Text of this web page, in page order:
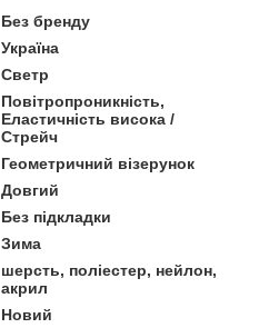
Без бренду
Україна
Светр
Повітропроникність,
Еластичність висока /
Стрейч
Геометричний візерунок
Довгий
Без підкладки
Зима
шерсть, поліестер, нейлон,
акрил
Новий